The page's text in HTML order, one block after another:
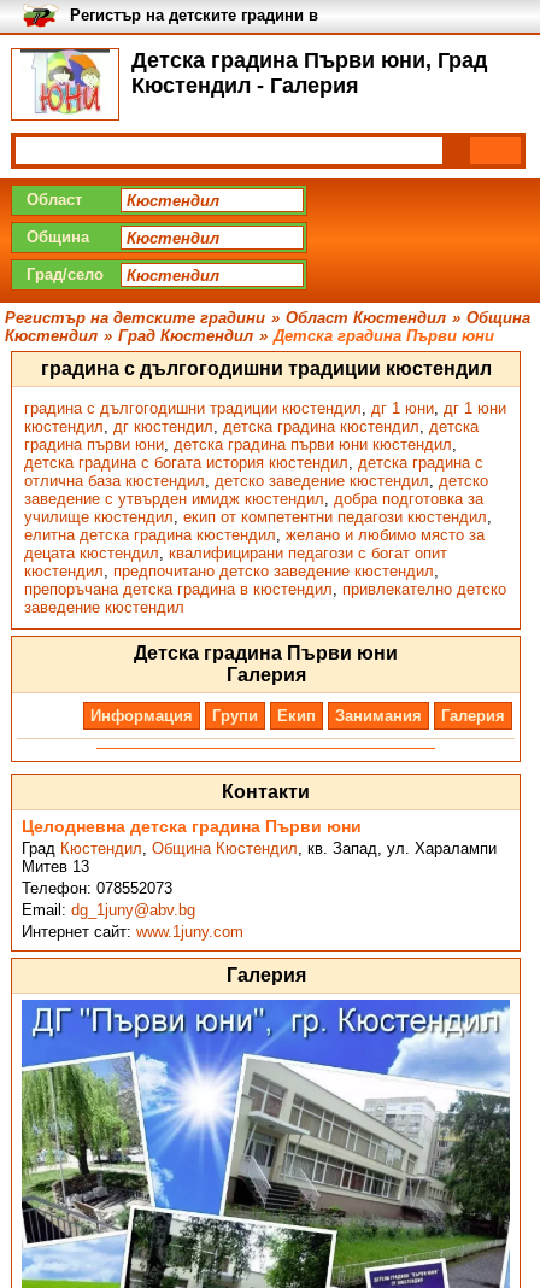
Детска градина Първи юни, Град
Кюстендил - Галерия
Регистър на детските градини в
България
Област
Община
Град/село
Регистър на детските градини » Област Кюстендил » Община
Кюстендил » Град Кюстендил » Детска градина Първи юни
градина с дългогодишни традиции кюстендил
градина с дългогодишни традиции кюстендил, дг 1 юни, дг 1 юни
кюстендил, дг кюстендил, детска градина кюстендил, детска
градина първи юни, детска градина първи юни кюстендил,
детска градина с богата история кюстендил, детска градина с
отлична база кюстендил, детско заведение кюстендил, детско
заведение с утвърден имидж кюстендил, добра подготовка за
училище кюстендил, екип от компетентни педагози кюстендил,
елитна детска градина кюстендил, желано и любимо място за
децата кюстендил, квалифицирани педагози с богат опит
кюстендил, предпочитано детско заведение кюстендил,
препоръчана детска градина в кюстендил, привлекателно детско
заведение кюстендил
Детска градина Първи юни
Галерия
Информация Групи Екип Занимания Галерия
Контакти
Целодневна детска градина Първи юни
Град Кюстендил,Община Кюстендил,кв. Запад, ул. Харалампи
Митев 13
Телефон:078552073
Email:dg_1juny@abv.bg
Интернет сайт:www.1juny.com
Галерия